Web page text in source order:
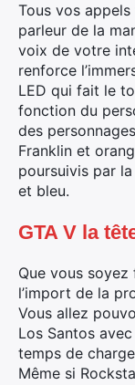
Tous vos
parleur de la
voix de votre
renforce
LED qui fait le
fonction du
des
Franklin et
poursuivis par
et bleu.
GTA V la
Que vous
l’import de la
Vous allez
Los Santos
temps de
Même si
: